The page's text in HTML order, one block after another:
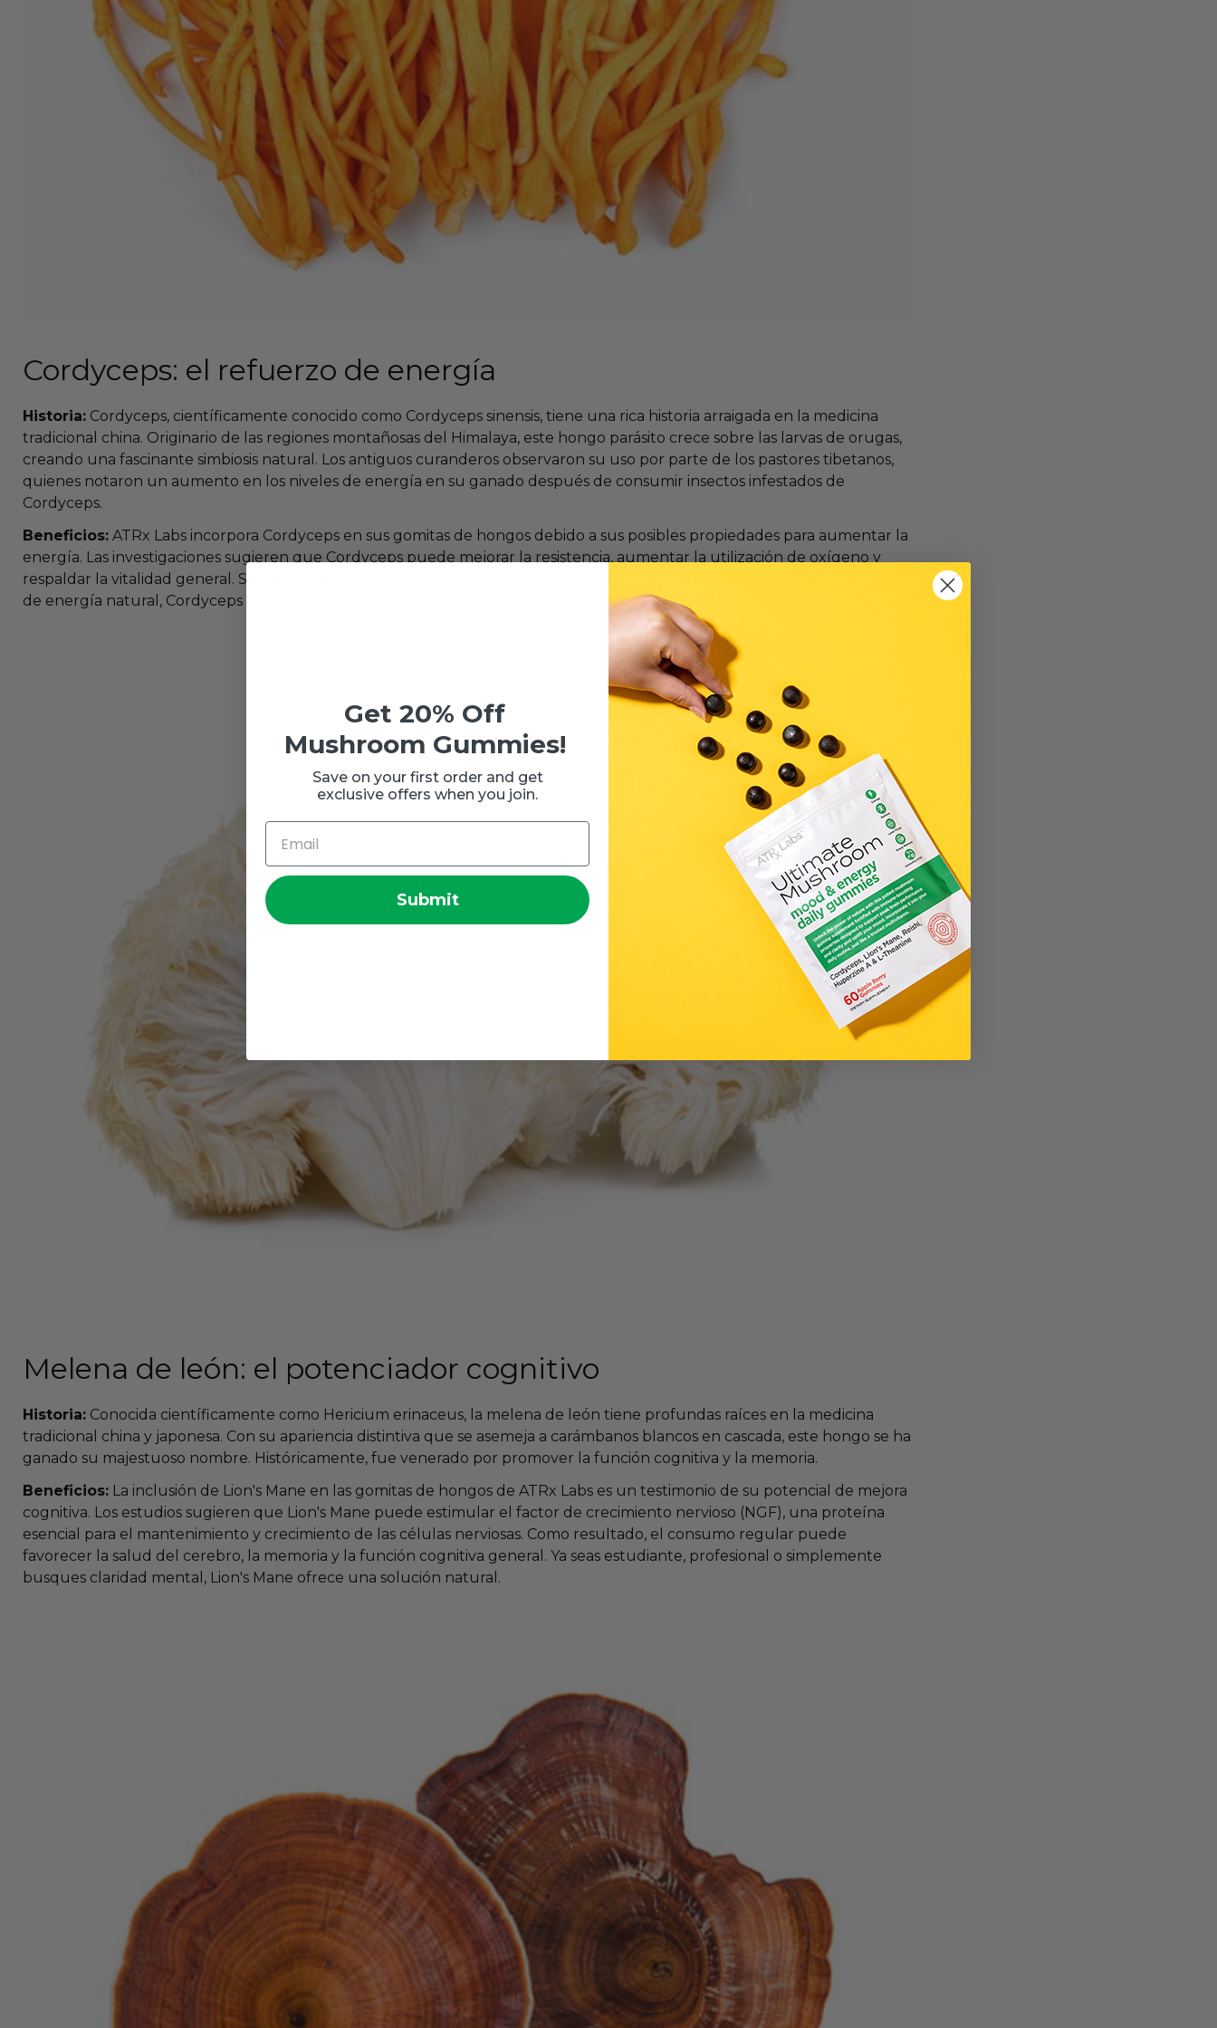
Cordyceps: el refuerzo de energía
Historia: Cordyceps, científicamente conocido como Cordyceps sinensis, tiene una rica historia arraigada en la medicina
tradicional china. Originario de las regiones montañosas del Himalaya, este hongo parásito crece sobre las larvas de orugas,
creando una fascinante simbiosis natural. Los antiguos curanderos observaron su uso por parte de los pastores tibetanos,
quienes notaron un aumento en los niveles de energía en su ganado después de consumir insectos infestados de
Cordyceps.
Beneficios: ATRx Labs incorpora Cordyceps en sus gomitas de hongos debido a sus posibles propiedades para aumentar la
energía. Las investigaciones sugieren que Cordyceps puede mejorar la resistencia, aumentar la utilización de oxígeno y
respaldar la vitalidad general. Si usted es un atleta que busca optimizar el rendimiento o alguien que busca un aumento
de energía natural, Cordyceps podría ser la clave para desbloquear el vigor sostenido.
Melena de león: el potenciador cognitivo
Historia: Conocida científicamente como Hericium erinaceus, la melena de león tiene profundas raíces en la medicina
tradicional china y japonesa. Con su apariencia distintiva que se asemeja a carámbanos blancos en cascada, este hongo se ha
ganado su majestuoso nombre. Históricamente, fue venerado por promover la función cognitiva y la memoria.
Beneficios: La inclusión de Lion's Mane en las gomitas de hongos de ATRx Labs es un testimonio de su potencial de mejora
cognitiva. Los estudios sugieren que Lion's Mane puede estimular el factor de crecimiento nervioso (NGF), una proteína
esencial para el mantenimiento y crecimiento de las células nerviosas. Como resultado, el consumo regular puede
favorecer la salud del cerebro, la memoria y la función cognitiva general. Ya seas estudiante, profesional o simplemente
busques claridad mental, Lion's Mane ofrece una solución natural.
Get 20% Off
Mushroom Gummies!
Save on your first order and get
exclusive offers when you join.
Submit